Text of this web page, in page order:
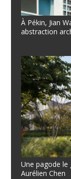
À Pékin, Jian
abstraction
Une pagode le
Aurélien Chen